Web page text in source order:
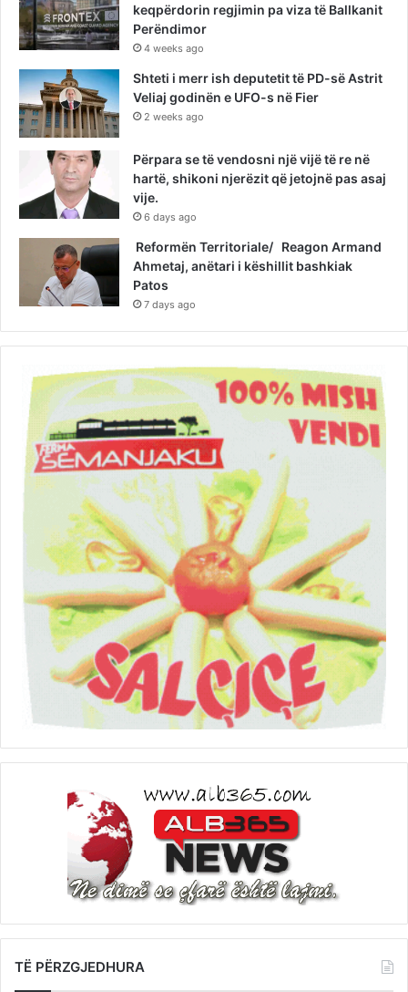
keqpërdorin regjimin pa viza të Ballkanit
Perëndimor
4 weeks ago
Shteti i merr ish deputetit të PD-së Astrit
Veliaj godinën e UFO-s në Fier
2 weeks ago
Përpara se të vendosni një vijë të re në
hartë, shikoni njerëzit që jetojnë pas asaj
vije.
6 days ago
Reformën Territoriale/ Reagon Armand
Ahmetaj, anëtari i këshillit bashkiak
Patos
7 days ago
TË PËRZGJEDHURA